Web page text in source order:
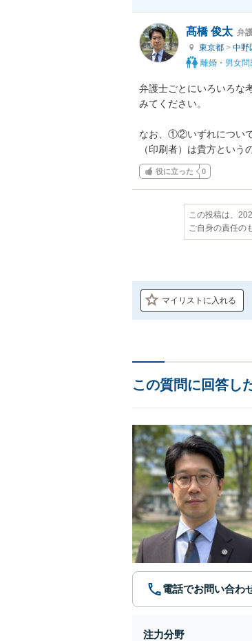
髙橋 俊太 弁
東京都 > 中野
離婚・男女
弁護士ごとにいろいろな
みてください。
なお、①②いずれについ
（印刷者）は貴方という
役に立った 0
この投稿は、
ご自身の責任の
マイリストに入れる
この質問に回答し
電話でお問い合わ
注力分野